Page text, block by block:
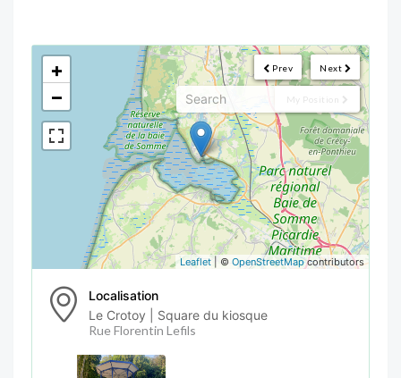
Next
Prev
My Position
<!---->
+
−
Leaflet | © OpenStreetMapcontributors
Localisation
Le Crotoy | Square du kiosque
Rue Florentin Lefils